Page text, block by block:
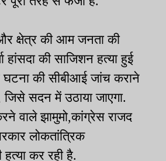
क्षेत्र की आम जनता की
हांसदा की साजिशन हत्या हुई
घटना की सीबीआई जांच कराने
सदन में उठाया जाएगा.
वाले झामुमो,कांग्रेस राजद
लोकतांत्रिक
हत्या कर रही है.